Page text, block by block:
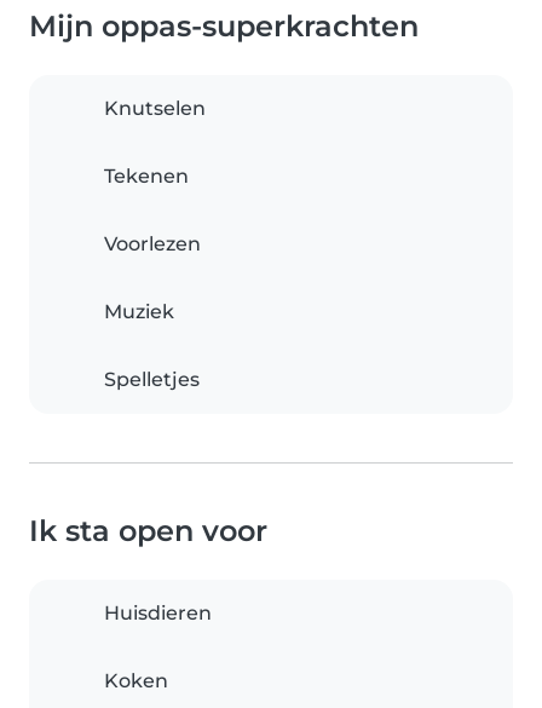
Mijn oppas-superkrachten
Knutselen
Tekenen
Voorlezen
Muziek
Spelletjes
Ik sta open voor
Huisdieren
Koken